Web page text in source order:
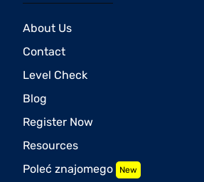
About Us
Contact
Level Check
Blog
Register Now
Resources
Poleć znajomego New